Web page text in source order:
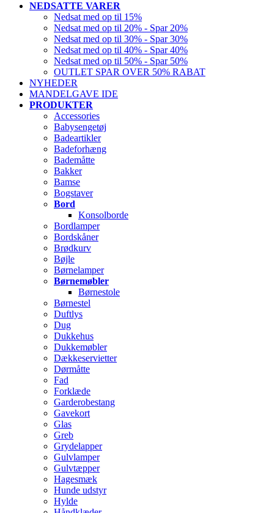
NEDSATTE VARER
Nedsat med op til 15%
Nedsat med op til 20% - Spar 20%
Nedsat med op til 30% - Spar 30%
Nedsat med op til 40% - Spar 40%
Nedsat med op til 50% - Spar 50%
OUTLET SPAR OVER 50% RABAT
NYHEDER
MANDELGAVE IDE
PRODUKTER
Accessories
Babysengetøj
Badeartikler
Badeforhæng
Bademåtte
Bakker
Bamse
Bogstaver
Bord
Konsolborde
Bordlamper
Bordskåner
Brødkurv
Bøjle
Børnelamper
Børnemøbler
Børnestole
Børnestel
Duftlys
Dug
Dukkehus
Dukkemøbler
Dækkeservietter
Dørmåtte
Fad
Forklæde
Garderobestang
Gavekort
Glas
Greb
Grydelapper
Gulvlamper
Gulvtæpper
Hagesmæk
Hunde udstyr
Hylde